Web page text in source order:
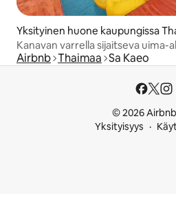
Yksityinen huone kaupungissa
Kanavan varrella sijaitseva uima-
kahdelle hengelle
Airbnb Thaimaa Sa Kaeo
© 2026
Yksityisyys